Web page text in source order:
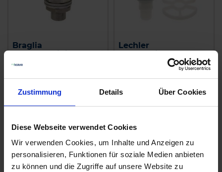
Zustimmung Details Über Cookies
Diese Webseite verwendet Cookies
Wir verwenden Cookies, um Inhalte und Anzeigen zu
personalisieren, Funktionen für soziale Medien anbieten
zu können und die Zugriffe auf unsere Website zu
Braglia
Behälterreinigungsdüse
zzgl. MwSt.
Lechler
Automatikkopf
Anmelden für Ihren persönlichen Preis